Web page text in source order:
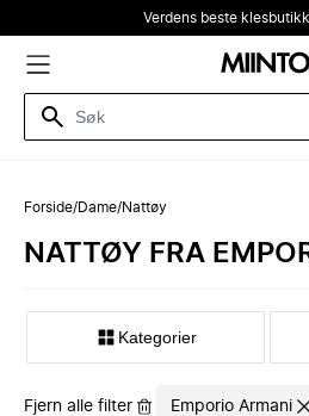
Verdens beste
Forside/Dame/Nattøy
NATTØY FRA
Kategorier
Fjern alle filter Emporio Armani